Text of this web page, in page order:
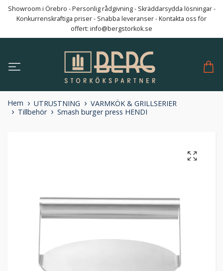
Showroom i Örebro - Personlig rådgivning - Skräddarsydda lösningar -
Konkurrenskraftiga priser - Snabba leveranser - Kontakta oss för
offert: info@bergstorkok.se
Hem UTRUSTNING
VARMKÖK & GRILLSERIER
Tillbehör
Smash burger press HENDI